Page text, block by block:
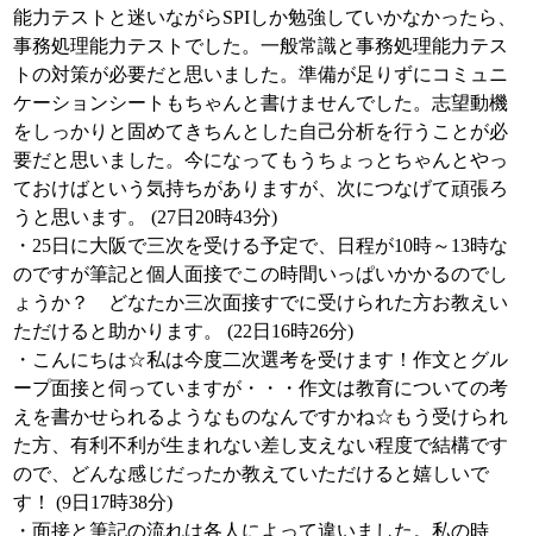
能力テストと迷いながらSPIしか勉強していかなかったら、
事務処理能力テストでした。一般常識と事務処理能力テス
トの対策が必要だと思いました。準備が足りずにコミュニ
ケーションシートもちゃんと書けませんでした。志望動機
をしっかりと固めてきちんとした自己分析を行うことが必
要だと思いました。今になってもうちょっとちゃんとやっ
ておけばという気持ちがありますが、次につなげて頑張ろ
うと思います。 (27日20時43分)
・25日に大阪で三次を受ける予定で、日程が10時～13時な
のですが筆記と個人面接でこの時間いっぱいかかるのでし
ょうか？ どなたか三次面接すでに受けられた方お教えい
ただけると助かります。 (22日16時26分)
・こんにちは☆私は今度二次選考を受けます！作文とグル
ープ面接と伺っていますが・・・作文は教育についての考
えを書かせられるようなものなんですかね☆もう受けられ
た方、有利不利が生まれない差し支えない程度で結構です
ので、どんな感じだったか教えていただけると嬉しいで
す！ (9日17時38分)
・面接と筆記の流れは各人によって違いました。私の時